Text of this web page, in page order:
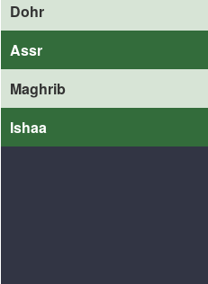
Dohr
Assr
Maghrib
Ishaa